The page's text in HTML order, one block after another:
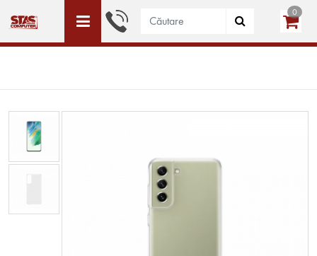
ACEST SITE ESTE DEDICAT DOAR PERSOANELE JURIDICE
CREEAZĂ CONT
0